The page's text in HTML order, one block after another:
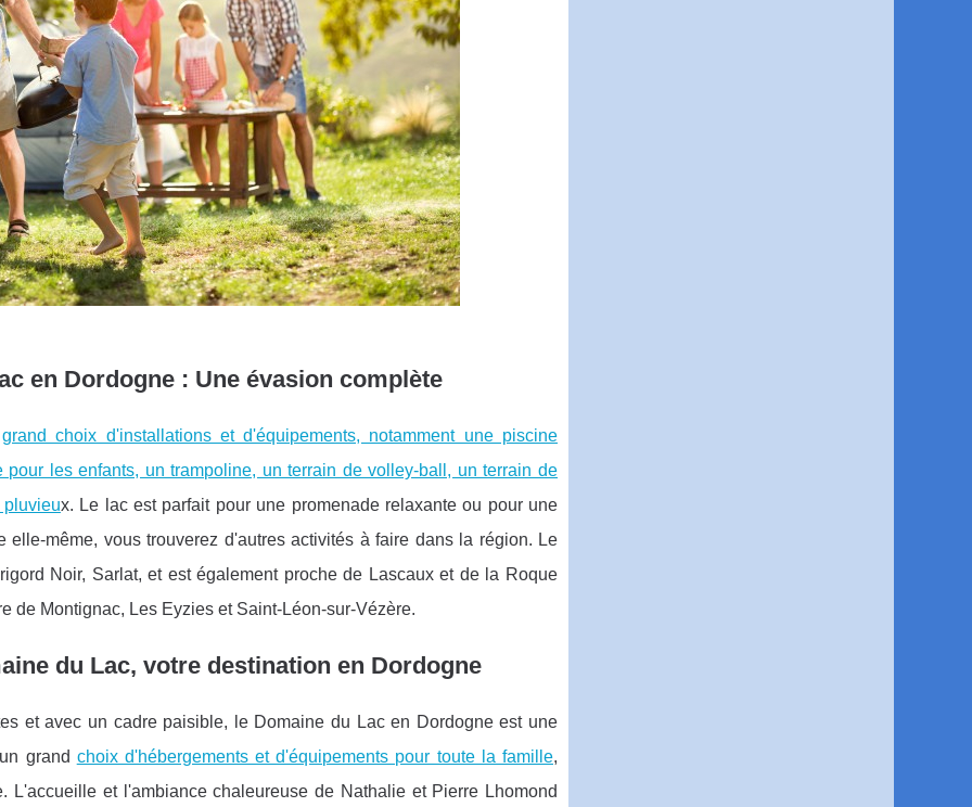
en Dordogne : Une évasion complète
grand choix d'installations et d'équipements, notamment une piscine
les enfants, un trampoline, un terrain de volley-ball, un terrain de
x. Le lac est parfait pour une promenade relaxante ou pour une
même, vous trouverez d'autres activités à faire dans la région. Le
Noir, Sarlat, et est également proche de Lascaux et de la Roque
de Montignac, Les Eyzies et Saint-Léon-sur-Vézère.
du Lac, votre destination en Dordogne
et avec un cadre paisible, le Domaine du Lac en Dordogne est une
grand choix d'hébergements et d'équipements pour toute la famille,
L'accueille et l'ambiance chaleureuse de Nathalie et Pierre Lhomond